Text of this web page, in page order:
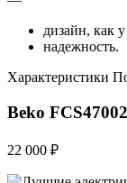
дизайн, как
надежность.
Характеристики
Beko FCS47002
22 000 ₽